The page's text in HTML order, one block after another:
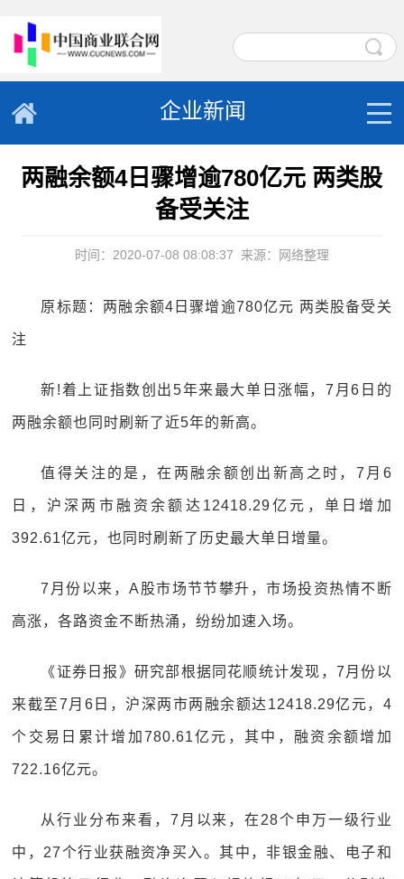
企业新闻
两融余额4日骤增逾780亿元 两类股
备受关注
时间：2020-07-08 08:08:37 来源：网络整理
原标题：两融余额4日骤增逾780亿元 两类股备受关
注
新!着上证指数创出5年来最大单日涨幅，7月6日的
两融余额也同时刷新了近5年的新高。
值得关注的是，在两融余额创出新高之时，7月6
日，沪深两市融资余额达12418.29亿元，单日增加
392.61亿元，也同时刷新了历史最大单日增量。
7月份以来，A股市场节节攀升，市场投资热情不断
高涨，各路资金不断热涌，纷纷加速入场。
《证券日报》研究部根据同花顺统计发现，7月份以
来截至7月6日，沪深两市两融余额达12418.29亿元，4
个交易日累计增加780.61亿元，其中，融资余额增加
722.16亿元。
从行业分布来看，7月以来，在28个申万一级行业
中，27个行业获融资净买入。其中，非银金融、电子和